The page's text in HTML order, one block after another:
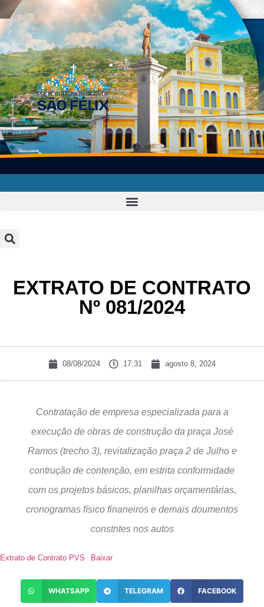
EXTRATO DE CONTRATO
Nº 081/2024
08/08/2024 17:31 agosto 8, 2024
Contratação de empresa especializada para a
execução de obras de construção da praça José
Ramos (trecho 3), revitalização praça 2 de Julho e
contrução de contenção, em estrita conformidade
com os projetos básicos, planilhas orçamentárias,
cronogramas físico finaneiros e demais doumentos
constntes nos autos
Extrato de Contrato PVS Baixar
WHATSAPP TELEGRAM FACEBOOK